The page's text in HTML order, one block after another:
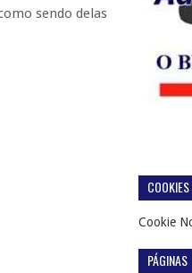
sendo delas
Cookie
PÁGINAS